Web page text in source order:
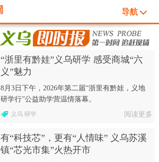
导航
“浙里有黔娃”义乌研学 感受商城“六
义”魅力
8月3日下午，2026年第二届“浙里有黔娃，义地
研学行”公益助学营温情落幕。
义乌 研学 阅读更多
有“科技芯”，更有“人情味” 义乌苏溪
镇“芯光市集”火热开市